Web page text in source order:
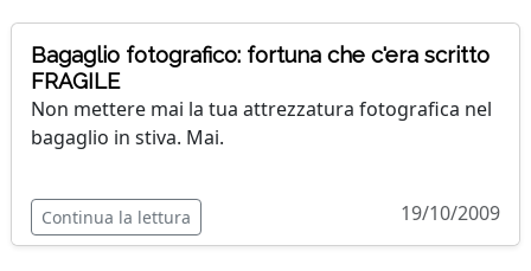
Bagaglio fotografico: fortuna che c'era scritto
FRAGILE
Non mettere mai la tua attrezzatura fotografica nel
bagaglio in stiva. Mai.
Continua la lettura 19/10/2009